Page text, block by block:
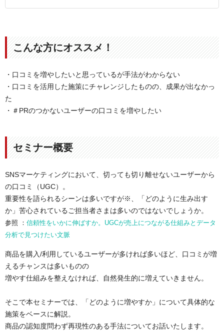
こんな方にオススメ！
・口コミを増やしたいと思っているが手法がわからない
・口コミを活用した施策にチャレンジしたものの、成果が出なかっ
た
・＃PRのつかないユーザーの口コミを増やしたい
セミナー概要
SNSマーケティングにおいて、切っても切り離せないユーザーから
の口コミ（UGC）。
重要性を語られるシーンは多いですが※、「どのように生み出す
か」苦心されているご担当者さまは多いのではないでしょうか。
参照 ： 信頼性をいかに伸ばすか。UGCが売上につながる仕組みとデータ
分析で見つけたい文脈
商品を購入/利用しているユーザーが多ければ多いほど、口コミが増
えるチャンスは多いものの
増やす仕組みを整えなければ、自然発生的に増えていきません。
そこで本セミナーでは、「どのように増やすか」について具体的な
施策をベースに解説。
商品の認知度問わず再現性のある手法についてお話いたします。